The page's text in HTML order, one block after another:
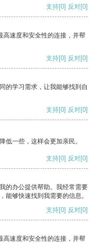
支持[0] 反对[0]
高速度和安全性的连接，并帮
支持[0] 反对[0]
的学习需求，让我能够找到自
支持[0] 反对[0]
低一些，这样会更加亲民。
支持[0] 反对[0]
的办公提供帮助。我经常需要
能够快速找到我需要的信息。
支持[0] 反对[0]
高速度和安全性的连接，并帮